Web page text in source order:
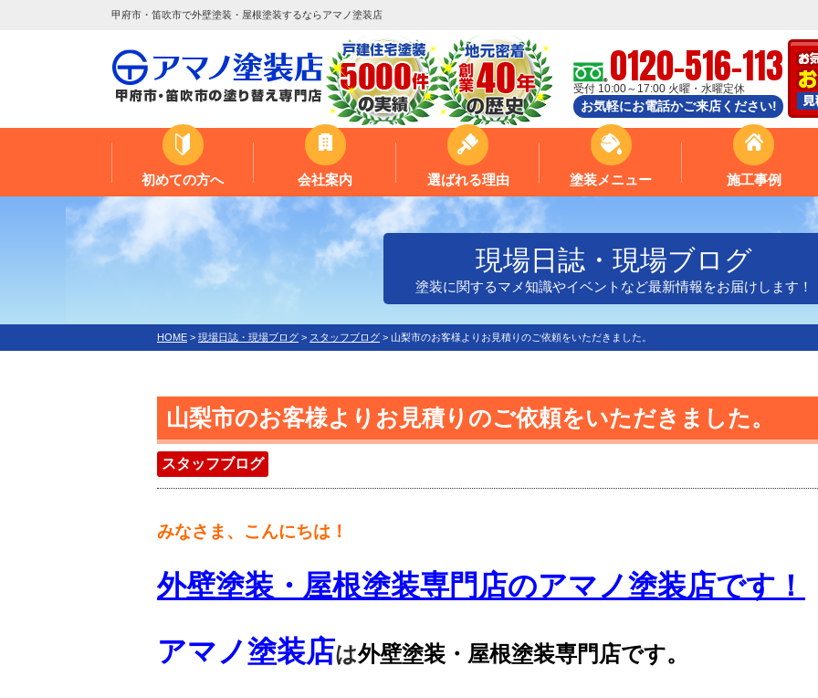
甲府市・笛吹市で外壁塗装・屋根塗装するならアマノ塗装店
0120-516-113
受付 10:00～17:00 火曜・水曜定休
お気軽にお電話かご来店ください!
初めての方へ 会社案内 選ばれる理由 塗装メニュー 施工事例
現場日誌・現場ブログ
塗装に関するマメ知識やイベントなど最新情報をお届けします！
HOME > 現場日誌・現場ブログ > スタッフブログ > 山梨市のお客様よりお見積りのご依頼をいただきました。
山梨市のお客様よりお見積りのご依頼をいただきました。
スタッフブログ
みなさま、こんにちは！
外壁塗装・屋根塗装専門店のアマノ塗装店です！
アマノ塗装店は外壁塗装・屋根塗装専門店です。